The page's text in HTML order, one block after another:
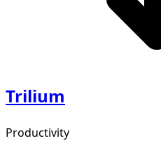
Trilium
Productivity